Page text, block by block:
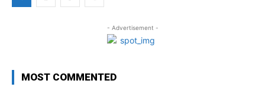
- Advertisement -
MOST COMMENTED